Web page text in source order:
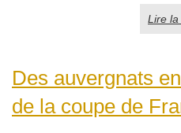
Lire la
Des auvergnats
de la coupe de